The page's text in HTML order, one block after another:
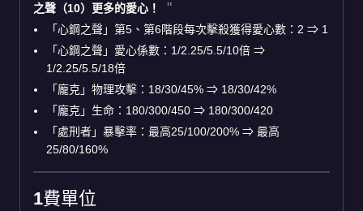
之聲（10）更多的愛心！
「心鋼之聲」第5、第6階段每次擊殺獲得愛心數：2 ⇒ 1
「心鋼之聲」愛心係數：1/2.25/5.5/10倍 ⇒
1/2.25/5.5/18倍
「龐克」物理攻擊：18/30/45% ⇒ 18/30/42%
「龐克」生命：180/300/450 ⇒ 180/300/420
「處刑者」暴擊率：最高25/100/200% ⇒ 最高
25/80/160%
1費單位